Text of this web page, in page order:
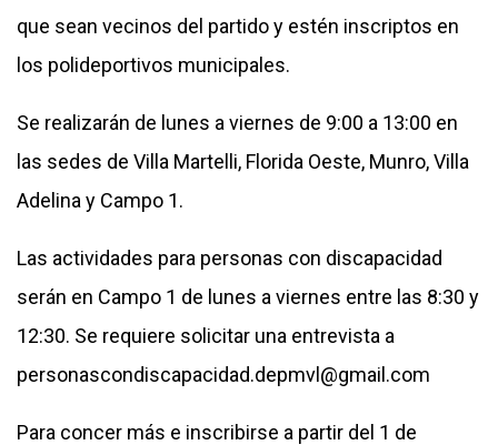
que sean vecinos del partido y estén inscriptos en
los polideportivos municipales.
Se realizarán de lunes a viernes de 9:00 a 13:00 en
las sedes de Villa Martelli, Florida Oeste, Munro, Villa
Adelina y Campo 1.
Las actividades para personas con discapacidad
serán en Campo 1 de lunes a viernes entre las 8:30 y
12:30. Se requiere solicitar una entrevista a
personascondiscapacidad.depmvl@gmail.com
Para concer más e inscribirse a partir del 1 de